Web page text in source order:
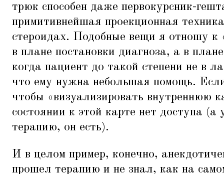
трюк способен даже первокурсник-
примитивнейшая проекционная
стероидах. Подобные вещи я отношу к
в плане постановки диагноза, а в
когда пациент до такой степени не в
что ему нужна небольшая помощь.
чтобы «визуализировать внутреннюю
состоянии к этой карте нет доступа
терапию, он есть).
И в целом пример, конечно,
прошел терапию и не знал, как на